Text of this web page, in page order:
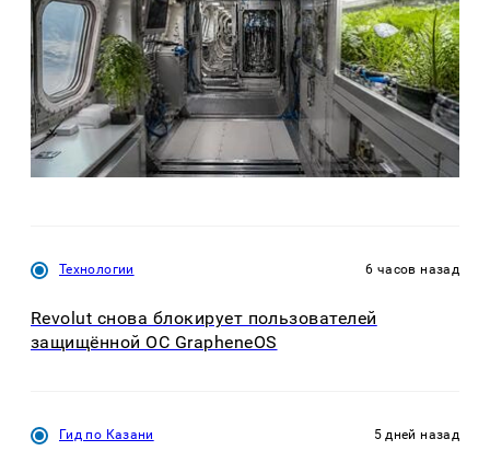
Технологии 6 часов назад
Revolut снова блокирует пользователей
защищённой ОС GrapheneOS
Гид по Казани 5 дней назад